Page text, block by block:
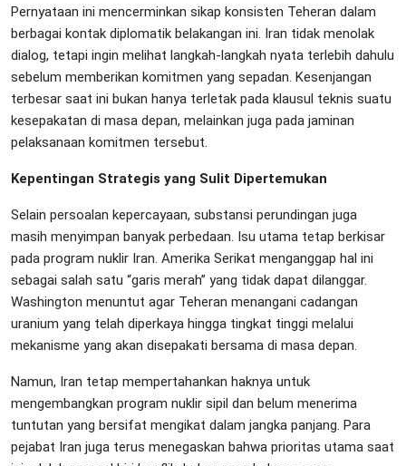
Pernyataan ini mencerminkan sikap konsisten Teheran dalam
berbagai kontak diplomatik belakangan ini. Iran tidak menolak
dialog, tetapi ingin melihat langkah-langkah nyata terlebih dahulu
sebelum memberikan komitmen yang sepadan. Kesenjangan
terbesar saat ini bukan hanya terletak pada klausul teknis suatu
kesepakatan di masa depan, melainkan juga pada jaminan
pelaksanaan komitmen tersebut.
Kepentingan Strategis yang Sulit Dipertemukan
Selain persoalan kepercayaan, substansi perundingan juga
masih menyimpan banyak perbedaan. Isu utama tetap berkisar
pada program nuklir Iran. Amerika Serikat menganggap hal ini
sebagai salah satu “garis merah” yang tidak dapat dilanggar.
Washington menuntut agar Teheran menangani cadangan
uranium yang telah diperkaya hingga tingkat tinggi melalui
mekanisme yang akan disepakati bersama di masa depan.
Namun, Iran tetap mempertahankan haknya untuk
mengembangkan program nuklir sipil dan belum menerima
tuntutan yang bersifat mengikat dalam jangka panjang. Para
pejabat Iran juga terus menegaskan bahwa prioritas utama saat